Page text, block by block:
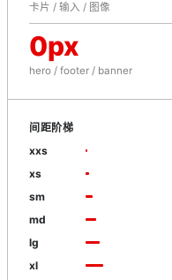
卡片 / 输入 / 图像
0px
hero / footer / banner
间距阶梯
xxs
xs
sm
md
lg
xl